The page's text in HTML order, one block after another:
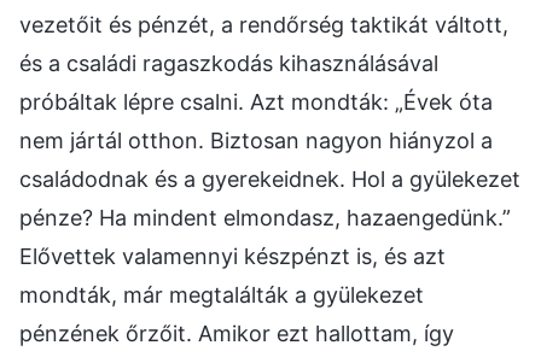
vezetőit és pénzét, a rendőrség taktikát váltott,
és a családi ragaszkodás kihasználásával
próbáltak lépre csalni. Azt mondták: „Évek óta
nem jártál otthon. Biztosan nagyon hiányzol a
családodnak és a gyerekeidnek. Hol a gyülekezet
pénze? Ha mindent elmondasz, hazaengedünk.”
Elővettek valamennyi készpénzt is, és azt
mondták, már megtalálták a gyülekezet
pénzének őrzőit. Amikor ezt hallottam, így